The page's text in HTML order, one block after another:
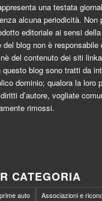
una testata
alcuna periodicità. Non
editoriale ai sensi
del blog non è
del contenuto dei siti
blog sono tratti da
dominio; qualora la loro
d’autore, vogliate
rimossi.
CATEGORIA
auto
Associazioni e